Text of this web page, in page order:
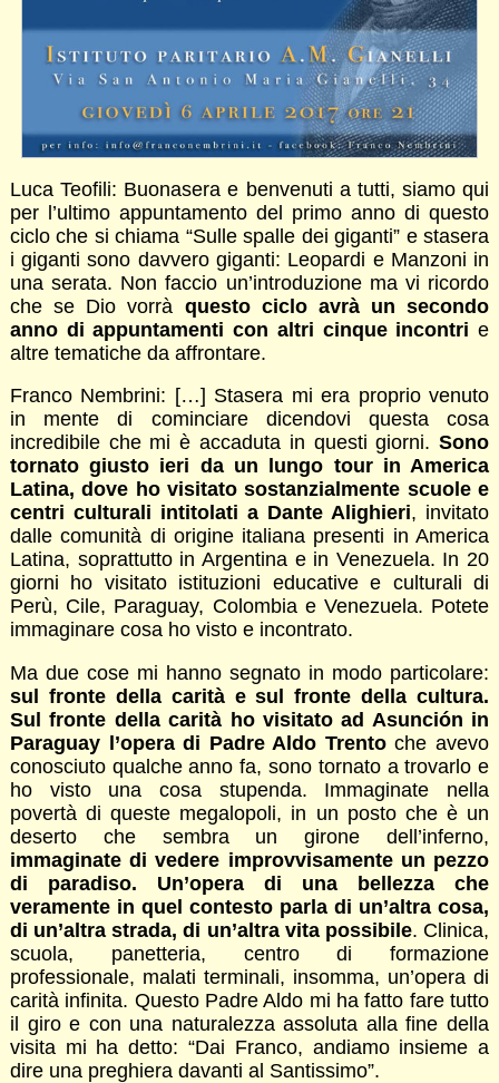
Luca Teofili: Buonasera e benvenuti a tutti, siamo qui
per l’ultimo appuntamento del primo anno di questo
ciclo che si chiama “Sulle spalle dei giganti” e stasera
i giganti sono davvero giganti: Leopardi e Manzoni in
una serata. Non faccio un’introduzione ma vi ricordo
che se Dio vorrà questo ciclo avrà un secondo
anno di appuntamenti con altri cinque incontri e
altre tematiche da affrontare.
Franco Nembrini: […] Stasera mi era proprio venuto
in mente di cominciare dicendovi questa cosa
incredibile che mi è accaduta in questi giorni.Sono
tornato giusto ieri da un lungo tour in America
Latina, dove ho visitato sostanzialmente scuole e
centri culturali intitolati a Dante Alighieri, invitato
dalle comunità di origine italiana presenti in America
Latina, soprattutto in Argentina e in Venezuela. In 20
giorni ho visitato istituzioni educative e culturali di
Perù, Cile, Paraguay, Colombia e Venezuela. Potete
immaginare cosa ho visto e incontrato.
Ma due cose mi hanno segnato in modo particolare:
sul fronte della carità e sul fronte della cultura.
Sul fronte della carità ho visitato ad Asunción in
Paraguay l’opera di Padre Aldo Trentoche avevo
conosciuto qualche anno fa, sono tornato a trovarlo e
ho visto una cosa stupenda. Immaginate nella
povertà di queste megalopoli, in un posto che è un
deserto che sembra un girone dell’inferno,
immaginate di vedere improvvisamente un pezzo
di paradiso. Un’opera di una bellezza che
veramente in quel contesto parla di un’altra cosa,
di un’altra strada, di un’altra vita possibile. Clinica,
scuola, panetteria, centro di formazione
professionale, malati terminali, insomma, un’opera di
carità infinita. Questo Padre Aldo mi ha fatto fare tutto
il giro e con una naturalezza assoluta alla fine della
visita mi ha detto: “Dai Franco, andiamo insieme a
dire una preghiera davanti al Santissimo”.